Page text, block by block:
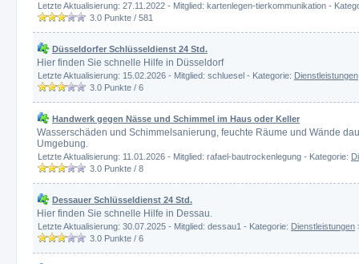
Letzte Aktualisierung: 27.11.2022 - Mitglied: kartenlegen-tierkommunikation -
3.0 Punkte / 581
Düsseldorfer Schlüsseldienst 24 Std.
Hier finden Sie schnelle Hilfe in Düsseldorf
Letzte Aktualisierung: 15.02.2026 - Mitglied: schluesel - Kategorie: Dienstleistungen
3.0 Punkte / 6
Handwerk gegen Nässe und Schimmel im Haus oder Keller
Wasserschäden und Schimmelsanierung, feuchte Räume und Wände
Umgebung.
Letzte Aktualisierung: 11.01.2026 - Mitglied: rafael-bautrockenlegung - Kategorie:
3.0 Punkte / 8
Dessauer Schlüsseldienst 24 Std.
Hier finden Sie schnelle Hilfe in Dessau.
Letzte Aktualisierung: 30.07.2025 - Mitglied: dessau1 - Kategorie: Dienstleistungen
3.0 Punkte / 6